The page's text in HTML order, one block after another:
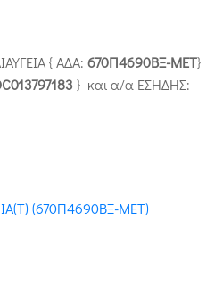
{ ΑΔΑ: 670Π4690ΒΞ-ΜΕΤ}
} και α/α ΕΣΗΔΗΣ:
(670Π4690ΒΞ-ΜΕΤ)